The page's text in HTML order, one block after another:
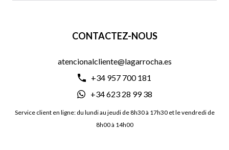
CONTACTEZ-NOUS
atencionalcliente@lagarrocha.es
+34 957 700 181
+34 623 28 99 38
Service client en ligne: du lundi au jeudi de 8h30 à 17h30 et le vendredi de
8h00 à 14h00